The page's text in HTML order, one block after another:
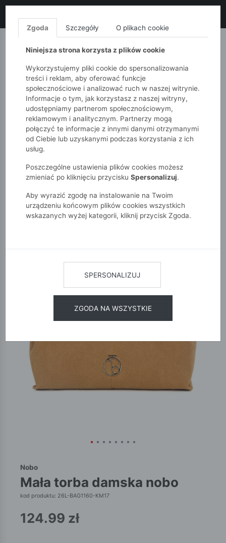
MONNARI QUIOSQUE
51015kids Akcesoria Mała torba damska Nobo
Nobo
mała torba damska nobo
kod produktu: 26L-BAG1160-KM17
124.99 zł
Zgoda Szczegóły O plikach cookie
Niniejsza strona korzysta z plików cookie
Wykorzystujemy pliki cookie do spersonalizowania
treści i reklam, aby oferować funkcje
społecznościowe i analizować ruch w naszej witrynie.
Informacje o tym, jak korzystasz z naszej witryny,
udostępniamy partnerom społecznościowym,
reklamowym i analitycznym. Partnerzy mogą
połączyć te informacje z innymi danymi otrzymanymi
od Ciebie lub uzyskanymi podczas korzystania z ich
usług.
Poszczególne ustawienia plików cookies możesz
zmieniać po kliknięciu przycisku Spersonalizuj.
Aby wyrazić zgodę na instalowanie na Twoim
urządzeniu końcowym plików cookies wszystkich
wskazanych wyżej kategorii, kliknij przycisk Zgoda.
SPERSONALIZUJ
ZGODA NA WSZYSTKIE